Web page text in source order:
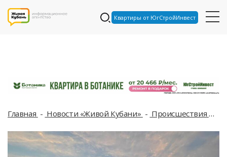
Квартиры от ЮгСтройИнвест
Главная Новости «Живой Кубани» Происшествия